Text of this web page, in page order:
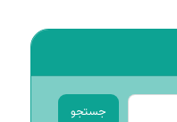
جستجو